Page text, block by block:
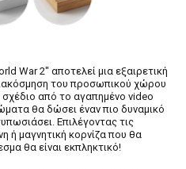
War 2" αποτελεί μια εξαιρετική
του προσωπικού χώρου
από το αγαπημένο video
θα δώσει έναν πιο δυναμικό
Επιλέγοντας τις
ή μαγνητική κορνίζα που θα
θα είναι εκπληκτικό!